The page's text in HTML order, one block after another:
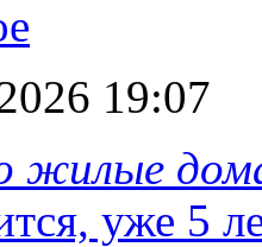
19:07
жилые
уже 5